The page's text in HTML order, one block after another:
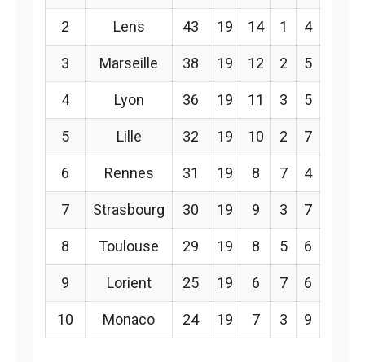
2 Lens 43 19 14 1 4
3 Marseille 38 19 12 2 5
4 Lyon 36 19 11 3 5
5 Lille 32 19 10 2 7
6 Rennes 31 19 8 7 4
7 Strasbourg 30 19 9 3 7
8 Toulouse 29 19 8 5 6
9 Lorient 25 19 6 7 6
10 Monaco 24 19 7 3 9